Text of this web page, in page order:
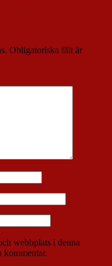
Obligatoriska fält är
webbplats i denna
kommentar.